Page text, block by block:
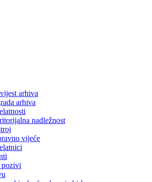
arhiva
arhiva
nadležnost
vijeće
pozivi